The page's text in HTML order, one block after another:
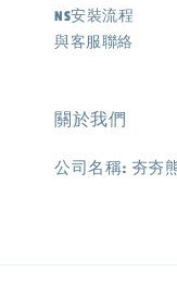
NS安裝流程
與客服聯絡
關於我們
公司名稱: 夯夯